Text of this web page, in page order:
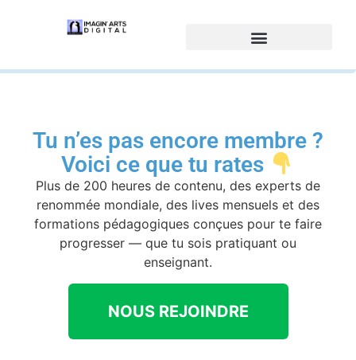
Tu n’es pas encore membre ?
Voici ce que tu rates
Plus de 200 heures de contenu, des experts de
renommée mondiale, des lives mensuels et des
formations pédagogiques conçues pour te faire
progresser — que tu sois pratiquant ou
enseignant.
NOUS REJOINDRE